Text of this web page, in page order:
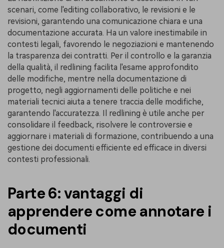
scenari, come l'editing collaborativo, le revisioni e le
revisioni, garantendo una comunicazione chiara e una
documentazione accurata. Ha un valore inestimabile in
contesti legali, favorendo le negoziazioni e mantenendo
la trasparenza dei contratti. Per il controllo e la garanzia
della qualità, il redlining facilita l'esame approfondito
delle modifiche, mentre nella documentazione di
progetto, negli aggiornamenti delle politiche e nei
materiali tecnici aiuta a tenere traccia delle modifiche,
garantendo l'accuratezza. Il redlining è utile anche per
consolidare il feedback, risolvere le controversie e
aggiornare i materiali di formazione, contribuendo a una
gestione dei documenti efficiente ed efficace in diversi
contesti professionali.
Parte 6: vantaggi di
apprendere come annotare i
documenti